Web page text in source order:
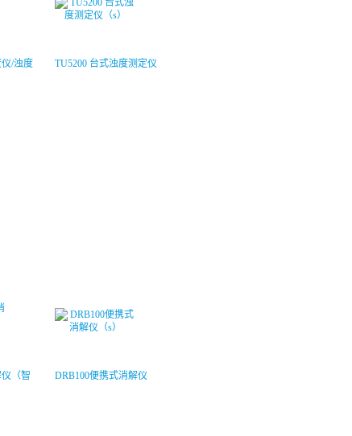
/浊度
TU5200 台式浊度测定仪
（智
DRB100便携式消解仪